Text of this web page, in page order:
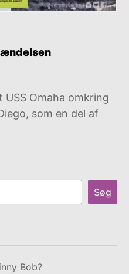
USS Omaha omkring
som en del af
Søg
Bob?